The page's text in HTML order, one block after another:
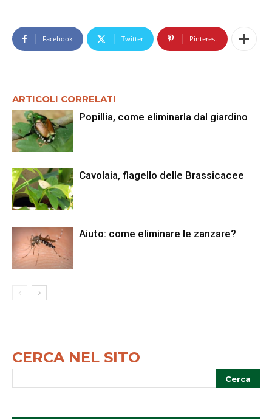
Facebook Twitter Pinterest
ARTICOLI CORRELATI
Popillia, come eliminarla dal giardino
Cavolaia, flagello delle Brassicacee
Aiuto: come eliminare le zanzare?
CERCA NEL SITO